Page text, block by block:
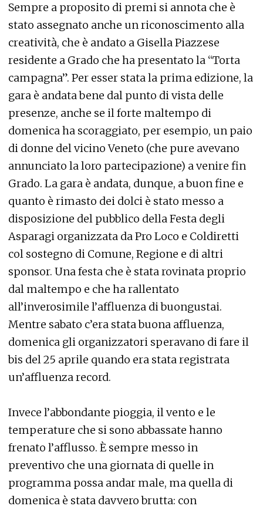
Sempre a proposito di premi si annota che è
stato assegnato anche un riconoscimento alla
creatività, che è andato a Gisella Piazzese
residente a Grado che ha presentato la “Torta
campagna”. Per esser stata la prima edizione, la
gara è andata bene dal punto di vista delle
presenze, anche se il forte maltempo di
domenica ha scoraggiato, per esempio, un paio
di donne del vicino Veneto (che pure avevano
annunciato la loro partecipazione) a venire fin
Grado. La gara è andata, dunque, a buon fine e
quanto è rimasto dei dolci è stato messo a
disposizione del pubblico della Festa degli
Asparagi organizzata da Pro Loco e Coldiretti
col sostegno di Comune, Regione e di altri
sponsor. Una festa che è stata rovinata proprio
dal maltempo e che ha rallentato
all’inverosimile l’affluenza di buongustai.
Mentre sabato c’era stata buona affluenza,
domenica gli organizzatori speravano di fare il
bis del 25 aprile quando era stata registrata
un’affluenza record.
Invece l’abbondante pioggia, il vento e le
temperature che si sono abbassate hanno
frenato l’afflusso. È sempre messo in
preventivo che una giornata di quelle in
programma possa andar male, ma quella di
domenica è stata davvero brutta: con